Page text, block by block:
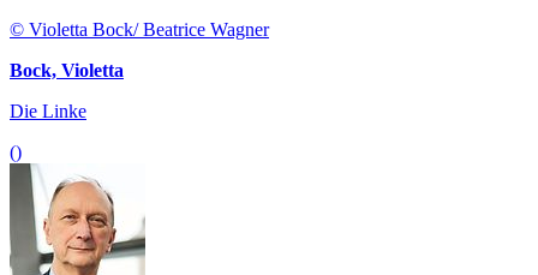
© Violetta Bock/ Beatrice Wagner
Bock, Violetta
Die Linke
()